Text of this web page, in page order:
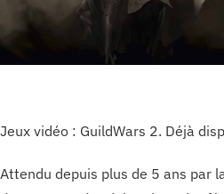
Jeux vidéo : GuildWars 2. Déjà
Attendu depuis plus de 5 ans par